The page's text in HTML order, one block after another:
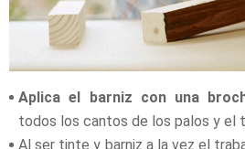
Aplica el barniz con una
todos los cantos de los palos y el
Al ser tinte y barniz a la vez el